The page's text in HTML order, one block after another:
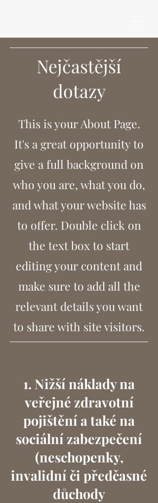
Nejčastější
dotazy
This is your About Page.
It's a great opportunity to
give a full background on
who you are, what you do,
and what your website has
to offer. Double click on
the text box to start
editing your content and
make sure to add all the
relevant details you want
to share with site visitors.
1. Nižší náklady na
veřejné zdravotní
pojištění a také na
sociální zabezpečení
(neschopenky,
invalidní či předčasné
důchody